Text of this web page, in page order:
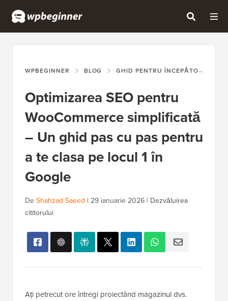
WPBEGINNER BLOG GHID PENTRU ÎNCEPĂTORI
Optimizarea SEO pentru
WooCommerce simplificată
– Un ghid pas cu pas pentru
a te clasa pe locul 1 în
Google
DeShahzad Saeed | 29 ianuarie 2026 | Dezvăluirea
cititorului
Ați petrecut ore întregi proiectând magazinul dvs.